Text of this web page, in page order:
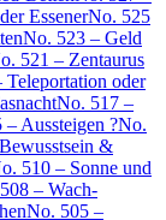
EssenerNo. 525
No. 523 – Geld
521 – Zentaurus
Teleportation oder
No. 517 –
– Aussteigen ?No.
&
510 – Sonne und
– Wach-
No. 505 –